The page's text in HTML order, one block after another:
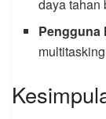
daya tahan
Pengguna